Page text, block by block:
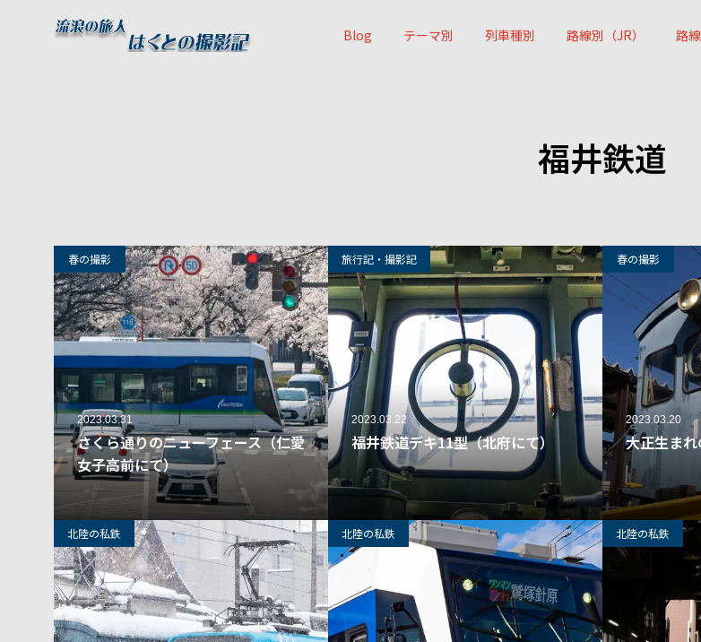
Blog テーマ別 列車種別 路線別（JR） 路
福井鉄道
2023.03.31
さくら通りのニューフェース（仁愛
女子高前にて）
春の撮影
2023.03.22
福井鉄道デキ11型（北府にて）
旅行記・撮影記
2023.03.20
大正生まれ
春の撮影
北陸の私鉄
42
北陸の私鉄
426
北陸の私鉄